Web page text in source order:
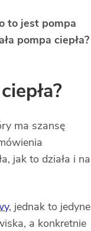
to jest pompa
pompa ciepła?
ma szansę
jak to działa i na
, jednak to jedyne
a konkretnie